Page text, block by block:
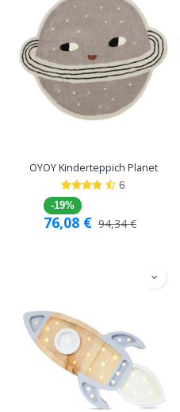
OYOY Kinderteppich Planet
6
-19%
76,08 € 94,34€